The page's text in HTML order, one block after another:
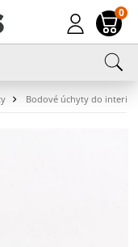
0
Bodové úchyty do